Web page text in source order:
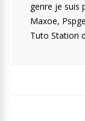
genre je suis
Maxoe,
Tuto Station